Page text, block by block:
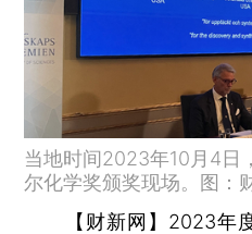
当地时间2023年10月4日
尔化学奖颁奖现场。图：
【财新网】 2023年